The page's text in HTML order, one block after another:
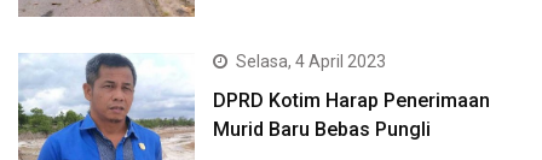
Selasa, 4 April 2023
DPRD Kotim Harap Penerimaan
Murid Baru Bebas Pungli